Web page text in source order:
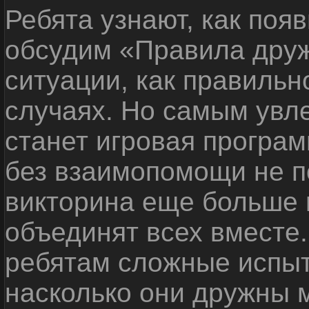
Ребята узнают, как
обсудим «Правила
ситуации, как
случаях. Но самым
станет игровая
без взаимопомощи не
викторина еще
объединят всех
ребятам сложные
насколько они дружны